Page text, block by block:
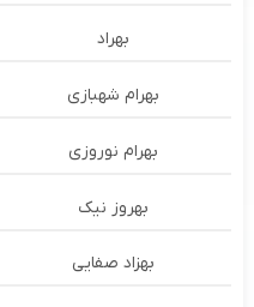
بهراد
بهرام شهبازی
بهرام نوروزی
بهروز نیک
بهزاد صفایی